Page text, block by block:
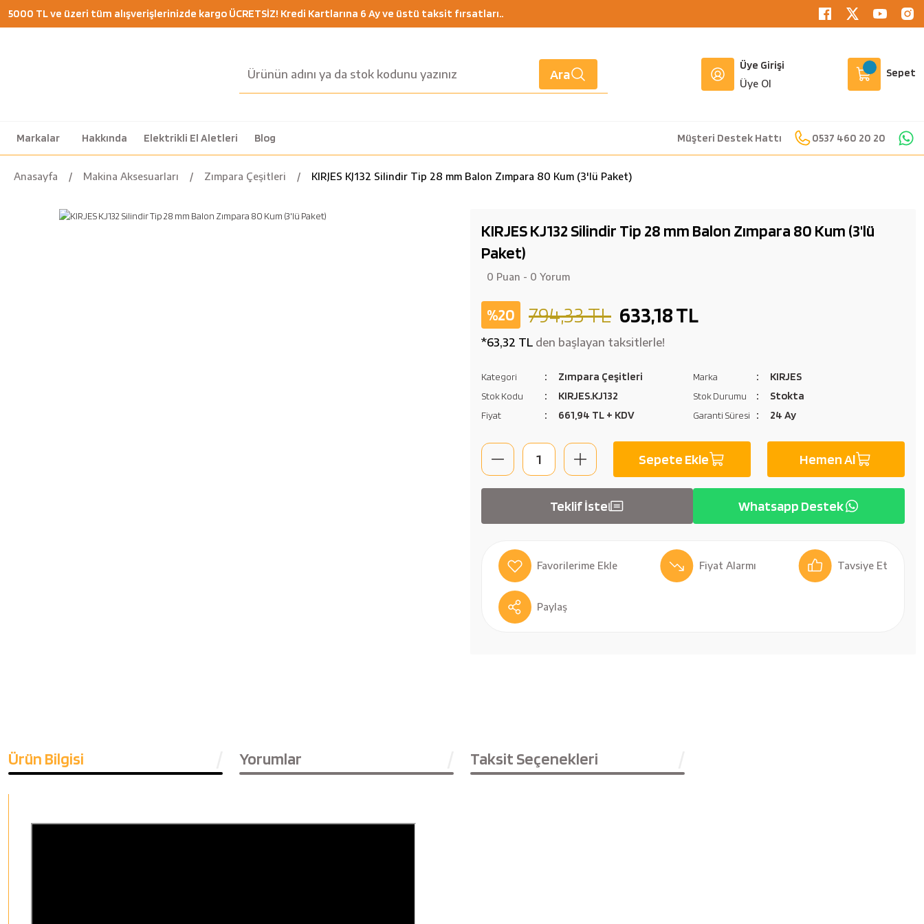
5000 TL ve üzeri tüm alışverişlerinizde kargo ÜCRETSİZ! Kredi Kartlarına 6 Ay ve üstü taksit fırsatları..
Ara
Üye Girişi
Üye Ol
Sepet
Markalar Hakkında Elektrikli El Aletleri Blog Müşteri Destek Hattı 0537 460 20 20
Anasayfa Makina Aksesuarları Zımpara Çeşitleri KIRJES KJ132 Silindir Tip 28 mm Balon Zımpara 80 Kum (3'lü Paket)
KIRJES KJ132 Silindir Tip 28 mm Balon Zımpara 80 Kum (3'lü
Paket)
0 Puan - 0 Yorum
%20 794,33 TL 633,18 TL
*63,32 TL den başlayan taksitlerle!
Kategori Zımpara Çeşitleri Marka KIRJES
Stok Kodu KIRJES.KJ132 Stok Durumu Stokta
Fiyat 661,94 TL + KDV Garanti Süresi 24 Ay
Sepete Ekle Hemen Al
Teklif İste Whatsapp Destek
Fiyat Alarmı Tavsiye Et
Paylaş
Ürün Bilgisi Yorumlar Taksit Seçenekleri